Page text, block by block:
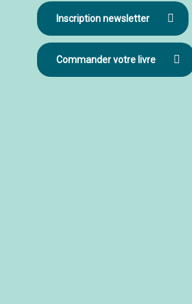
Inscription newsletter
Commander votre livre